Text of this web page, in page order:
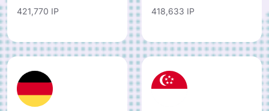
421,770 IP 418,633 IP